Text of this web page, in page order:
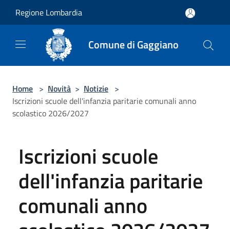
Regione Lombardia
Comune di Gaggiano
Home > Novità > Notizie >
Iscrizioni scuole dell'infanzia paritarie comunali anno
scolastico 2026/2027
Iscrizioni scuole
dell'infanzia paritarie
comunali anno